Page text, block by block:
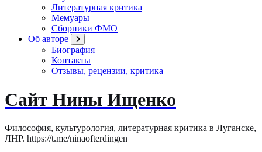
Литературная критика
Мемуары
Сборники ФМО
Об авторе
Биография
Контакты
Отзывы, рецензии, критика
Сайт Нины Ищенко
Философия, культурология, литературная критика в Луганске,
ЛНР. https://t.me/ninaofterdingen